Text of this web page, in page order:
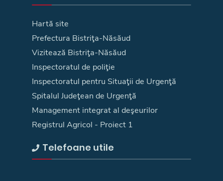
Hartă site
Prefectura Bistriţa-Năsăud
Vizitează Bistriţa-Năsăud
Inspectoratul de poliţie
Inspectoratul pentru Situaţii de Urgenţă
Spitalul Judeţean de Urgenţă
Management integrat al deşeurilor
Registrul Agricol - Proiect 1
Telefoane utile